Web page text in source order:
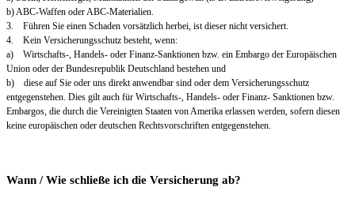
b) ABC-Waffen oder ABC-Materialien.
3. Führen Sie einen Schaden vorsätzlich herbei, ist dieser nicht versichert.
4. Kein Versicherungsschutz besteht, wenn:
a) Wirtschafts-, Handels- oder Finanz-Sanktionen bzw. ein Embargo der Europäischen
Union oder der Bundesrepublik Deutschland bestehen und
b) diese auf Sie oder uns direkt anwendbar sind oder dem Versicherungsschutz
entgegenstehen. Dies gilt auch für Wirtschafts-, Handels- oder Finanz- Sanktionen bzw.
Embargos, die durch die Vereinigten Staaten von Amerika erlassen werden, sofern diesen
keine europäischen oder deutschen Rechtsvorschriften entgegenstehen.
Wann / Wie schließe ich die Versicherung ab?